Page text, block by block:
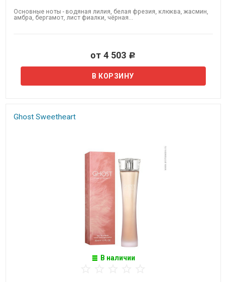
Основные ноты - водяная лилия, белая фрезия, клюква, жасмин,
амбра, бергамот, лист фиалки, чёрная...
от 4 503 Р
Ghost Sweetheart
В наличии